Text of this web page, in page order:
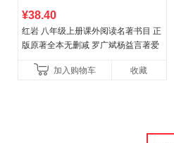
¥38.40
红岩 八年级上册课外阅读名著书目 正
版原著全本无删减 罗广斌杨益言著爱
国青年出版社加入购物车 收藏